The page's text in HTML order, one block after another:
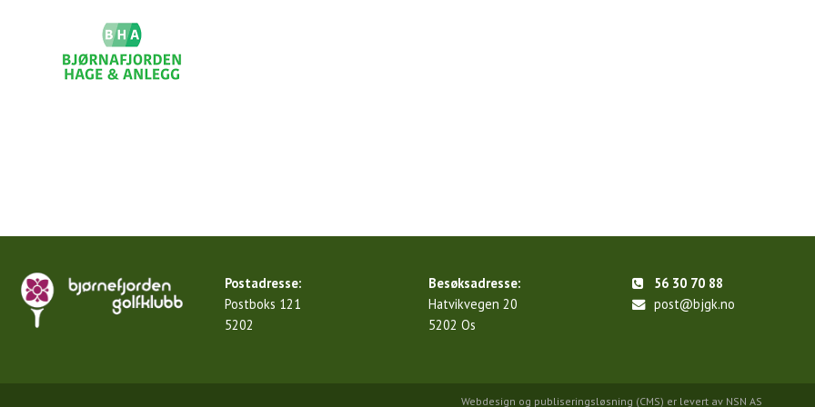
Postadresse:
Postboks 121
5202
Besøksadresse:
Hatvikvegen 20
5202 Os
56 30 70 88
post@bjgk.no
Webdesign og publiseringsløsning (CMS) er levert av NSN AS